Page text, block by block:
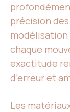
précision
chaque
exactitude
d’erreur et
Les